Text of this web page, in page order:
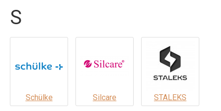
S
Schülke Silcare STALEKS